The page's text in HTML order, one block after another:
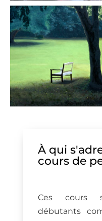
À qui
cours de
Ces cours
débutants